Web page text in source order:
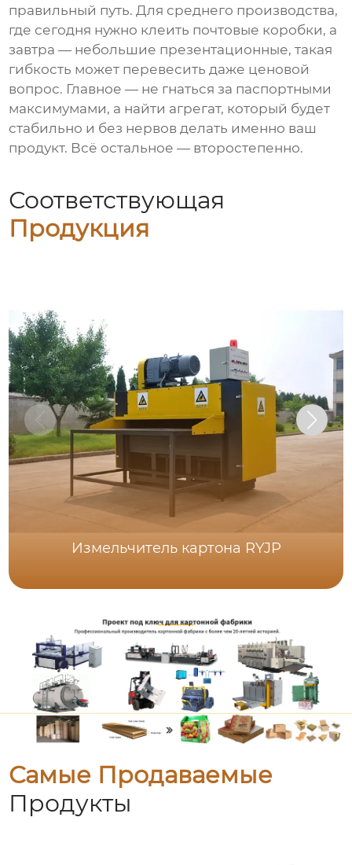
правильный путь. Для среднего производства,
где сегодня нужно клеить почтовые коробки, а
завтра — небольшие презентационные, такая
гибкость может перевесить даже ценовой
вопрос. Главное — не гнаться за паспортными
максимумами, а найти агрегат, который будет
стабильно и без нервов делать именно ваш
продукт. Всё остальное — второстепенно.
Соответствующая
Продукция
Измельчитель картона RYJP
Самые Продаваемые
Продукты